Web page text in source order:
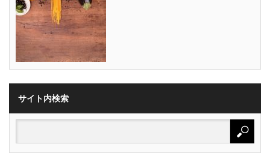
サイト内検索